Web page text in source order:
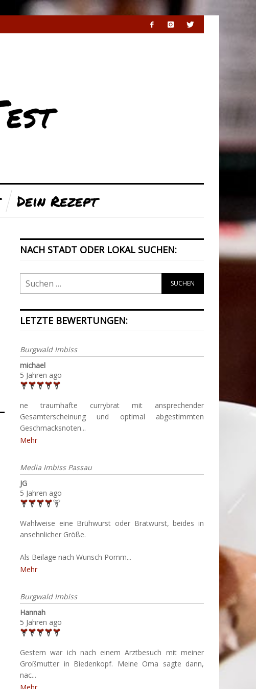
Dein Rezept
NACH STADT ODER LOKAL SUCHEN:
LETZTE BEWERTUNGEN:
Burgwald Imbiss
michael
5 Jahren ago
ne traumhafte currybrat mit ansprechender
Gesamterscheinung und optimal abgestimmten
Geschmacksnoten...
Mehr
Media Imbiss Passau
JG
5 Jahren ago
Wahlweise eine Brühwurst oder Bratwurst, beides in
ansehnlicher Größe.
Als Beilage nach Wunsch Pomm...
Mehr
Burgwald Imbiss
Hannah
5 Jahren ago
Gestern war ich nach einem Arztbesuch mit meiner
Großmutter in Biedenkopf. Meine Oma sagte dann,
nac...